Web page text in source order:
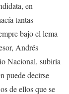
en
tantas
bajo el lema
Andrés
Nacional, subiría
puede decirse
de ellos que se